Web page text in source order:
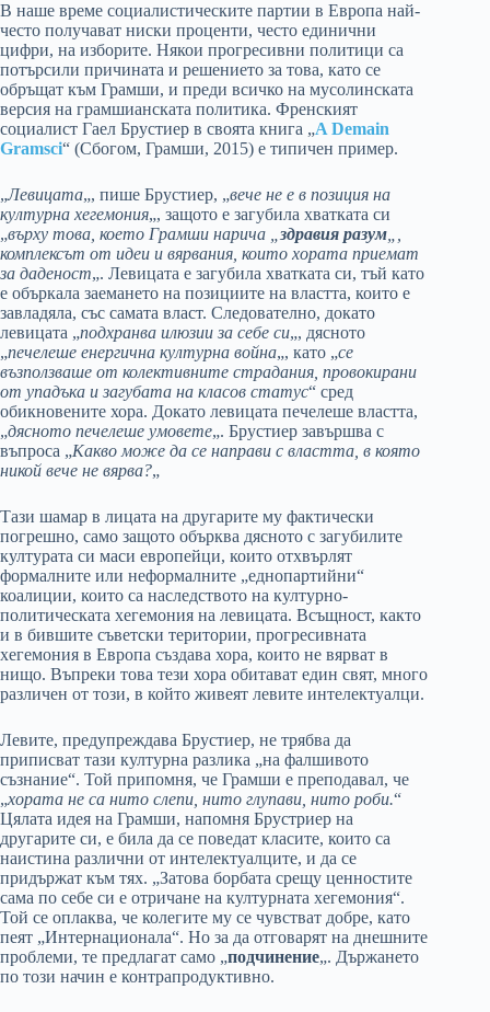
В наше време социалистическите партии в Европа най-
често получават ниски проценти, често единични
цифри, на изборите. Някои прогресивни политици са
потърсили причината и решението за това, като се
обръщат към Грамши, и преди всичко на мусолинската
версия на грамшианската политика. Френският
социалист Гаел Брустиер в своята книга „A Demain
Gramsci“ (Сбогом, Грамши, 2015) е типичен пример.
„Левицата„, пише Брустиер, „вече не е в позиция на
културна хегемония„, защото е загубила хватката си
„върху това, което Грамши нарича „здравия разум„,
комплексът от идеи и вярвания, които хората приемат
за даденост„. Левицата е загубила хватката си, тъй като
е объркала заемането на позициите на властта, които е
завладяла, със самата власт. Следователно, докато
левицата „подхранва илюзии за себе си„, дясното
„печелеше енергична културна война„, като „се
възползваше от колективните страдания, провокирани
от упадъка и загубата на класов статус“ сред
обикновените хора. Докато левицата печелеше властта,
„дясното печелеше умовете„. Брустиер завършва с
въпроса „Какво може да се направи с властта, в която
никой вече не вярва?„
Тази шамар в лицата на другарите му фактически
погрешно, само защото обърква дясното с загубилите
културата си маси европейци, които отхвърлят
формалните или неформалните „еднопартийни“
коалиции, които са наследството на културно-
политическата хегемония на левицата. Всъщност, както
и в бившите съветски територии, прогресивната
хегемония в Европа създава хора, които не вярват в
нищо. Въпреки това тези хора обитават един свят, много
различен от този, в който живеят левите интелектуалци.
Левите, предупреждава Брустиер, не трябва да
приписват тази културна разлика „на фалшивото
съзнание“. Той припомня, че Грамши е преподавал, че
„хората не са нито слепи, нито глупави, нито роби.“
Цялата идея на Грамши, напомня Брустриер на
другарите си, е била да се поведат класите, които са
наистина различни от интелектуалците, и да се
придържат към тях. „Затова борбата срещу ценностите
сама по себе си е отричане на културната хегемония“.
Той се оплаква, че колегите му се чувстват добре, като
пеят „Интернационала“. Но за да отговарят на днешните
проблеми, те предлагат само „подчинение„. Държането
по този начин е контрапродуктивно.